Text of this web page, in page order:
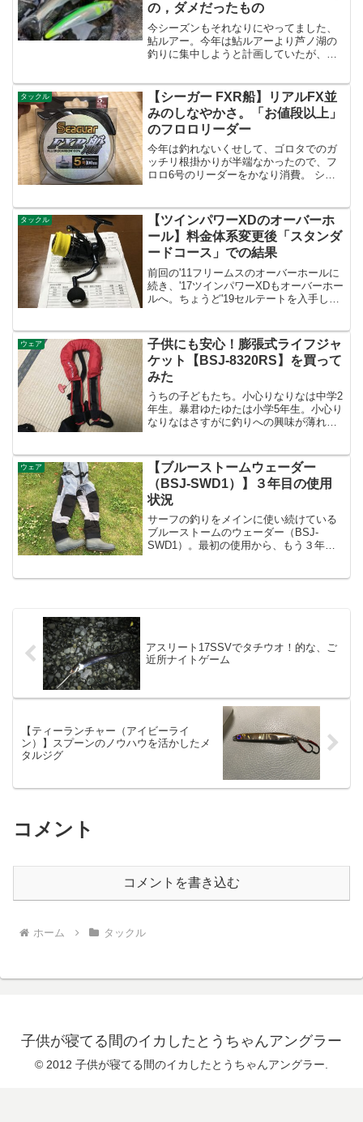
の，ダメだったもの
今シーズンもそれなりにやってました、
鮎ルアー。今年は鮎ルアーより芦ノ湖の
釣りに集中しようと計画していたが、春
ら遠ざかってしまった。とはいえ、今年
は酒匂川の年券を購入しなか...
タックル
【シーガー FXR船】リアルFX並
みのしなやかさ。「お値段以上」
のフロロリーダー
今年は釣れないくせして、ゴロタでのガ
ッチリ根掛かりが半端なかったので、フ
ロロ6号のリーダーをかなり消費。 シー
ハ(KUREHA) Amaz...
タックル
【ツインパワーXDのオーバーホ
ール】料金体系変更後「スタンダ
ードコース」での結果
前回の'11フリームスのオーバーホールに
続き、'17ツインパワーXDもオーバーホー
ルへ。ちょうど'19セルテートを入手した
こはツインパワーXDをお休みさせてオー
バーホー...
ウェア
子供にも安心！膨張式ライフジャ
ケット【BSJ-8320RS】を買って
みた
うちの子どもたち。小心りなりなは中学2
年生。暴君ゆたゆたは小学5年生。小心り
なりなはさすがに釣りへの興味が薄れた
では安全に釣りができる漁港内でやらせ
てはいたが、うち...
ウェア
【ブルーストームウェーダー
（BSJ-SWD1）】３年目の使用
状況
サーフの釣りをメインに使い続けている
ブルーストームのウェーダー（BSJ-
SWD1）。最初の使用から、もう３年目
アスリート17SSVでタチウオ！的な、ご
近所ナイトゲーム
【ティーランチャー（アイビーライ
ン）】スプーンのノウハウを活かしたメ
タルジグ
コメント
コメントを書き込む
ホーム タックル
子供が寝てる間のイカしたとうちゃんアングラー
© 2012 子供が寝てる間のイカしたとうちゃんアングラー.